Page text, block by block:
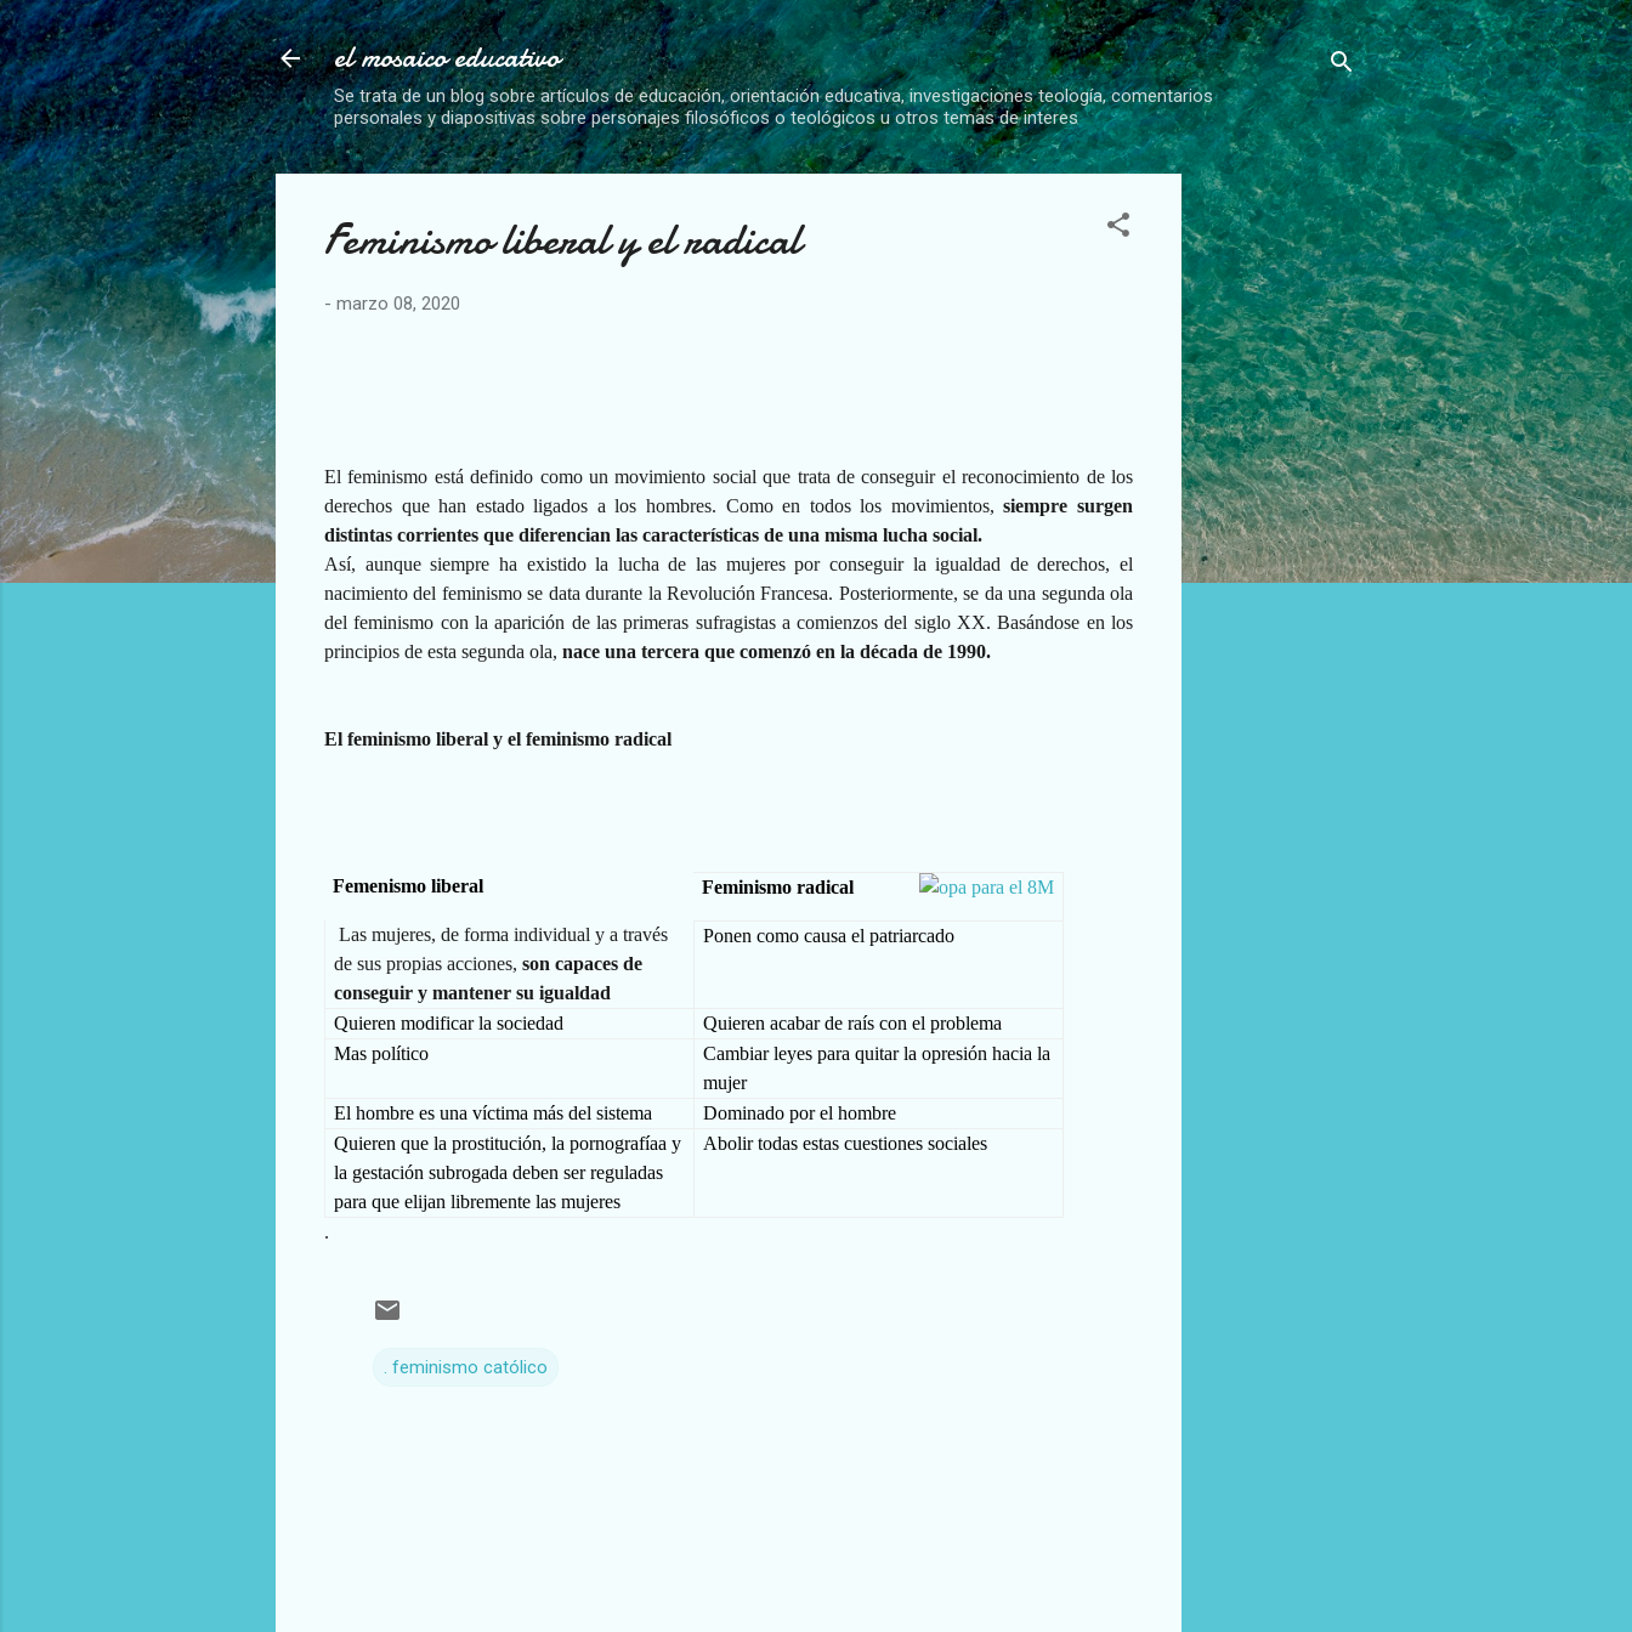
Ir al contenido principal
el mosaico educativo
Se trata de un blog sobre artículos de educación, orientación educativa, investigaciones teología, comentarios
personales y diapositivas sobre personajes filosóficos o teológicos u otros temas de interes
Feminismo liberal y el radical
- marzo 08, 2020
El feminismo está definido como un movimiento social que trata de conseguir el reconocimiento de los
derechos que han estado ligados a los hombres. Como en todos los movimientos, siempre surgen
distintas corrientes que diferencian las características de una misma lucha social.
Así, aunque siempre ha existido la lucha de las mujeres por conseguir la igualdad de derechos, el
nacimiento del feminismo se data durante la Revolución Francesa. Posteriormente, se da una segunda ola
del feminismo con la aparición de las primeras sufragistas a comienzos del siglo XX. Basándose en los
principios de esta segunda ola, nace una tercera que comenzó en la década de 1990.
El feminismo liberal y el feminismo radical
Femenismo liberal Feminismo radical
Las mujeres, de forma individual y a través
de sus propias acciones,son capaces de
conseguir y mantener su igualdad
Ponen como causa el patriarcado
Quieren modificar la sociedad
Quieren acabar de raís con el problema
Mas político
Cambiar leyes para quitar la opresión hacia la
mujer
El hombre es una víctima más del sistema
Dominado por el hombre
Quieren que la prostitución, la pornografíaa y
la gestación subrogada deben ser reguladas
para que elijan libremente las mujeres
Abolir todas estas cuestiones sociales
.
. feminismo católico